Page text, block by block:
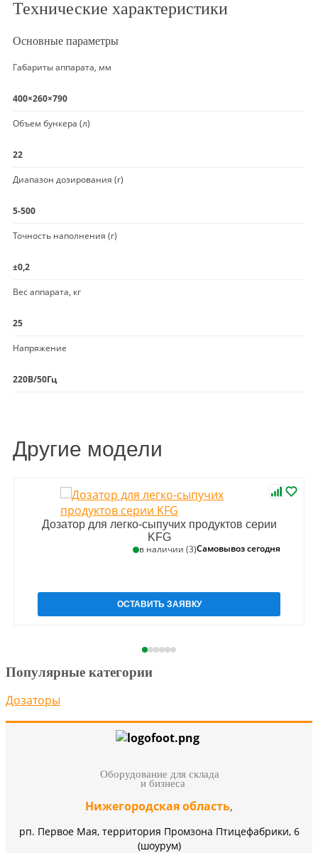
Технические характеристики
Основные параметры
Габариты аппарата, мм
400×260×790
Объем бункера (л)
22
Диапазон дозирования (г)
5-500
Точность наполнения (г)
±0,2
Вес аппарата, кг
25
Напряжение
220В/50Гц
Другие модели
Дозатор для легко-сыпучих продуктов серии
KFG
в наличии (3)Самовывоз сегодня
ОСТАВИТЬ ЗАЯВКУ
Популярные категории
Дозаторы
Оборудование для склада
и бизнеса
Нижегородская область,
рп. Первое Мая, территория Промзона Птицефабрики, 6
(шоурум)